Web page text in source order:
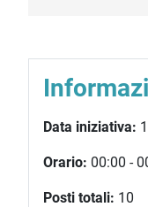
Data iniziativa:
Orario: 00:00 -
Posti totali: 10